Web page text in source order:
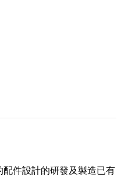
件設計的研發及製造已有